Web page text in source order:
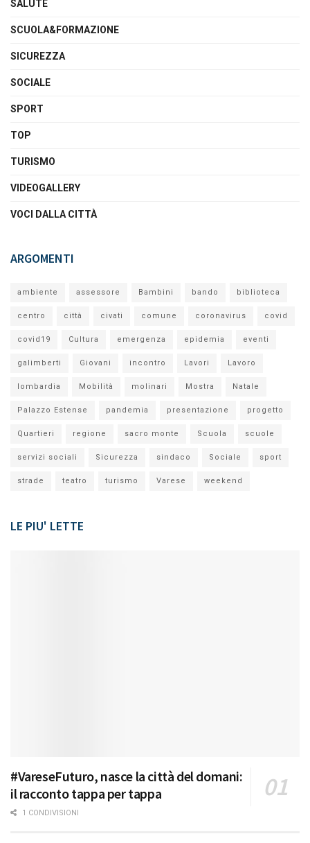
SALUTE
SCUOLA&FORMAZIONE
SICUREZZA
SOCIALE
SPORT
TOP
TURISMO
VIDEOGALLERY
VOCI DALLA CITTÀ
ARGOMENTI
ambiente assessore Bambini bando biblioteca
centro città civati comune coronavirus covid
covid19 Cultura emergenza epidemia eventi
galimberti Giovani incontro Lavori Lavoro
lombardia Mobilità molinari Mostra Natale
Palazzo Estense pandemia presentazione progetto
Quartieri regione sacro monte Scuola scuole
servizi sociali Sicurezza sindaco Sociale sport
strade teatro turismo Varese weekend
LE PIU' LETTE
#VareseFuturo, nasce la città del domani:
il racconto tappa per tappa
1 CONDIVISIONI